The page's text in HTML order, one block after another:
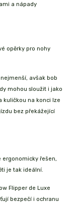
a nápady
opěrky pro nohy
avšak bob
mohou sloužit i jako
kuličkou na konci lze
bez překážející
ergonomicky řešen,
je tak ideální.
Flipper de Luxe
bezpečí i ochranu